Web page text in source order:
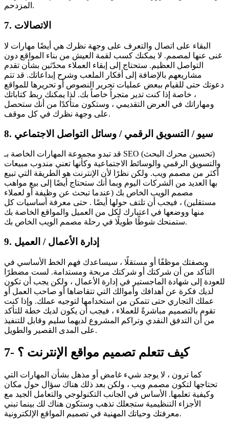
المزدحم.
7. الاتصالات
البقاء على اتصال والتعرف على وجهة نظرك هي أيضًا مهارات لا
غنى عنها لمصمم. لا يمكنك كسب لقمة العيش من بناء المواقع دون
التواصل العظيم. ستحتاج إلى إبقاء العملاء محدّثين بشأن تقدم
مشاريعهم بالإضافة إلى أفكار الملعب وشرح إبداعاتك. قد تتم
دعوتك حتى للقيام ببعض عمليات تحرير النصوص أو تحريرها للمواقع
، خاصة إذا كنت تدير متجراً خاصاً بك. لذا يمكنك ربط كتاباتك
ومهاراتك في العرض التقديمي ، وستكون متأكدًا من أنك ستحصل
على وجهة نظرك في كل موقف.
8. سيو / التسويق الرقمي / وسائل التواصل الاجتماعي
قد تبدو مجموعة المهارات الخاصة بـ SEO (تحسين محرك البحث)
والتسويق الرقمي والوسائط الاجتماعية وكأنها تعني مندوب مبيعات
أكثر من مصمم ويب. ولكن نظرًا لأن الإنترنت هو الطريقة التي تبيع
بها العديد من الشركات اليوم وبما أنك ستحتاج أيضًا إلى بيع مواهب
مصمم الويب الخاص بك (عندما تبحث عن وظيفة أو لعملاء
مستقلين) ، فيجب أن تلتف حولها أيضًا . حتى معرفة أساسيات كل
منها ووضعها في اعتبارك لكل من العميل والمواقع الخاصة بك
ستمنحك شوطًا طويلًا في رحلة مصمم الويب الخاص بك.
9. إدارة الأعمال / العميل
وبصفتك موظفًا أو مستقلًا ، سيساعدك فهم الخط الأساسي في
التأكد من أن شركتك أو شركتك مربحة ومستدامة. لست مضطرًا
للعودة إلى شهادة الماجستير في إدارة الأعمال ، ولكن يجب أن تكون
لديك فكرة عن أهدافك وأموالك التي تتقاضاها أو صاحب العمل أو
عملك التجاري حتى تتمكن من استخدامها لتوجيه عملك. وإذا كنت
تقوم بالتصميم مباشرةً للعملاء ، فيجب أن يكون لديك خطة للتأكد
من أن التدفق النقدي وتراكم المشروع لديهما سليم وقابل للتنفيذ
على المدى القصير والطويل.
7- كيف تتعلم تصميم مواقع الإنترنت ؟
كما ترون ، لا يوجد شيء غامض أو مذهل بشأن المهارات التي
تحتاجها لتكون مصمم ويب ، ولكن بعد ذلك هناك سؤال حول مكان
وكيفية تعلمها. الأساس في الجانب التكنولوجي والتعامل الجيد مع
الأجزاء التنظيمية ستجعلك تذهب وستكون هناك لك بينما تبني
معرفتك وحياتك المهنية في تصميم المواقع الإلكترونية.